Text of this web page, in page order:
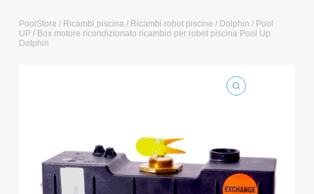
PoolStore / Ricambi piscina/ Ricambi robot piscine / Dolphin / Pool
UP / Box motore ricondizionato ricambio per robot piscina Pool Up
Dolphin